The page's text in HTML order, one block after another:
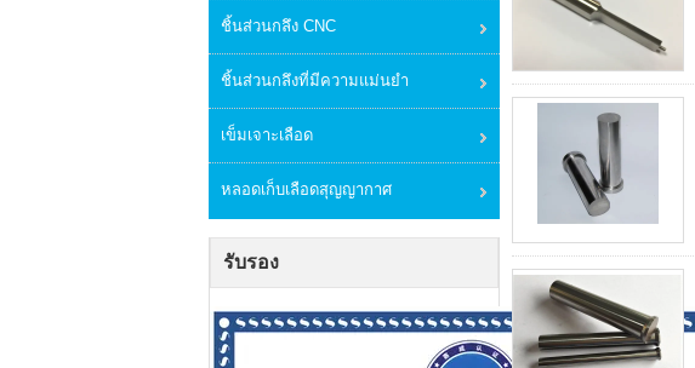
ชิ้นส่วนกลึง CNC
ชิ้นส่วนกลึงที่มีความแม่นยำ
เข็มเจาะเลือด
หลอดเก็บเลือดสุญญากาศ
รับรอง